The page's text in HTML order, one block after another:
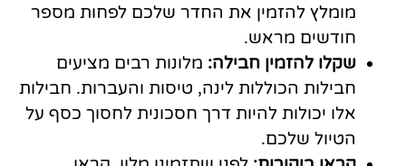
מומלץ להזמין את החדר שלכם לפחות מספר
חודשים מראש.
שקלו להזמין חבילה: מלונות רבים מציעים
חבילות הכוללות לינה, טיסות והעברות. חבילות
אלו יכולות להיות דרך חסכונית לחסוך כסף על
הטיול שלכם.